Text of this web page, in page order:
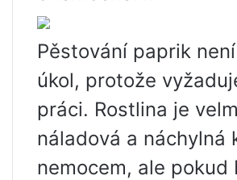
Pěstování paprik
úkol, protože
práci. Rostlina je
náladová a náchylná
nemocem, ale pokud